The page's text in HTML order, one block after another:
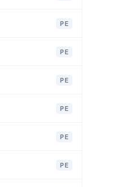
PE
PE
PE
PE
PE
PE